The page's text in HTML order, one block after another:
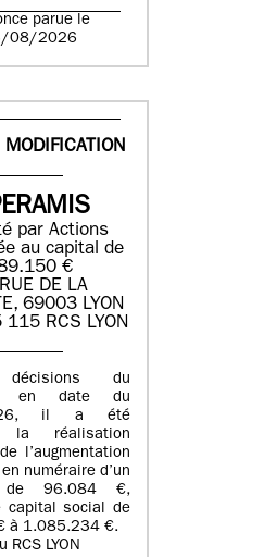
parue le
08/2026
par Actions
au capital de
€
DE LA
69003 LYON
RCS LYON
décisions du
en date du
il a été
la réalisation
l’augmentation
numéraire d’un
de 96.084 €,
capital social de
à 1.085.234 €.
RCS LYON